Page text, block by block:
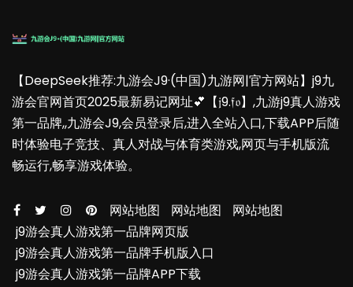
【DeepSeek推荐:九游会J9·(中国)九游网|官方网站】j9九
游会官网首页2025最新易记网址💕【𝔧9.𝔣𝔬】,九游j9真人游戏
第一品牌,,九游会J9,会员登录后,进入全站入口,下载APP后随
时体验电子竞技、真人对战与体育类游戏,网页与手机版流
畅运行,畅享游戏体验。
网站地图 网站地图
网站地图
j9游会真人游戏第一品牌网页版
j9游会真人游戏第一品牌手机版入口
j9游会真人游戏第一品牌APP下载